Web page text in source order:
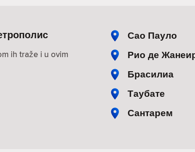
ih traže i u ovim
Сао Пауло
Рио де
Брасилиа
Таубате
Сантарем